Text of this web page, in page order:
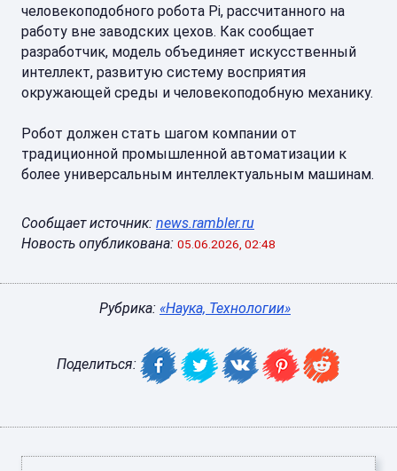
человекоподобного робота Pi, рассчитанного на
работу вне заводских цехов. Как сообщает
разработчик, модель объединяет искусственный
интеллект, развитую систему восприятия
окружающей среды и человекоподобную механику.
Робот должен стать шагом компании от
традиционной промышленной автоматизации к
более универсальным интеллектуальным машинам.
Сообщает источник: news.rambler.ru
Новость опубликована: 05.06.2026, 02:48
Рубрика: «Наука, Технологии»
Поделиться: